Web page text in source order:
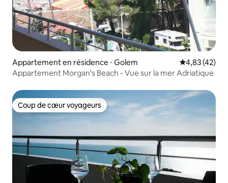
Appartement en résidence ⋅ Golem Évaluation
4,83 (42)
Appartement Morgan's Beach - Vue sur la mer Adriatique
Coup de cœur voyageurs
Coup de cœur voyageurs